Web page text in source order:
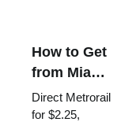
How to Get
from Miami
Airport to
Brickell
Direct Metrorail
for $2.25,